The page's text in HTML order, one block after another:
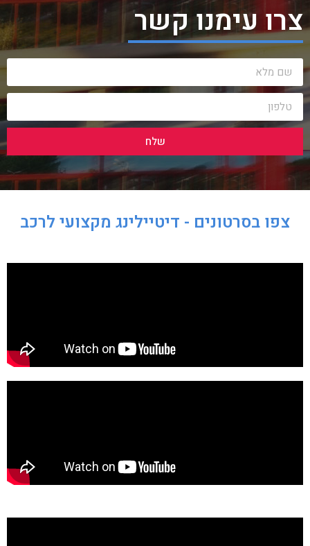
צרו עימנו קשר
שלח
צפו בסרטונים - דיטיילינג מקצועי לרכב